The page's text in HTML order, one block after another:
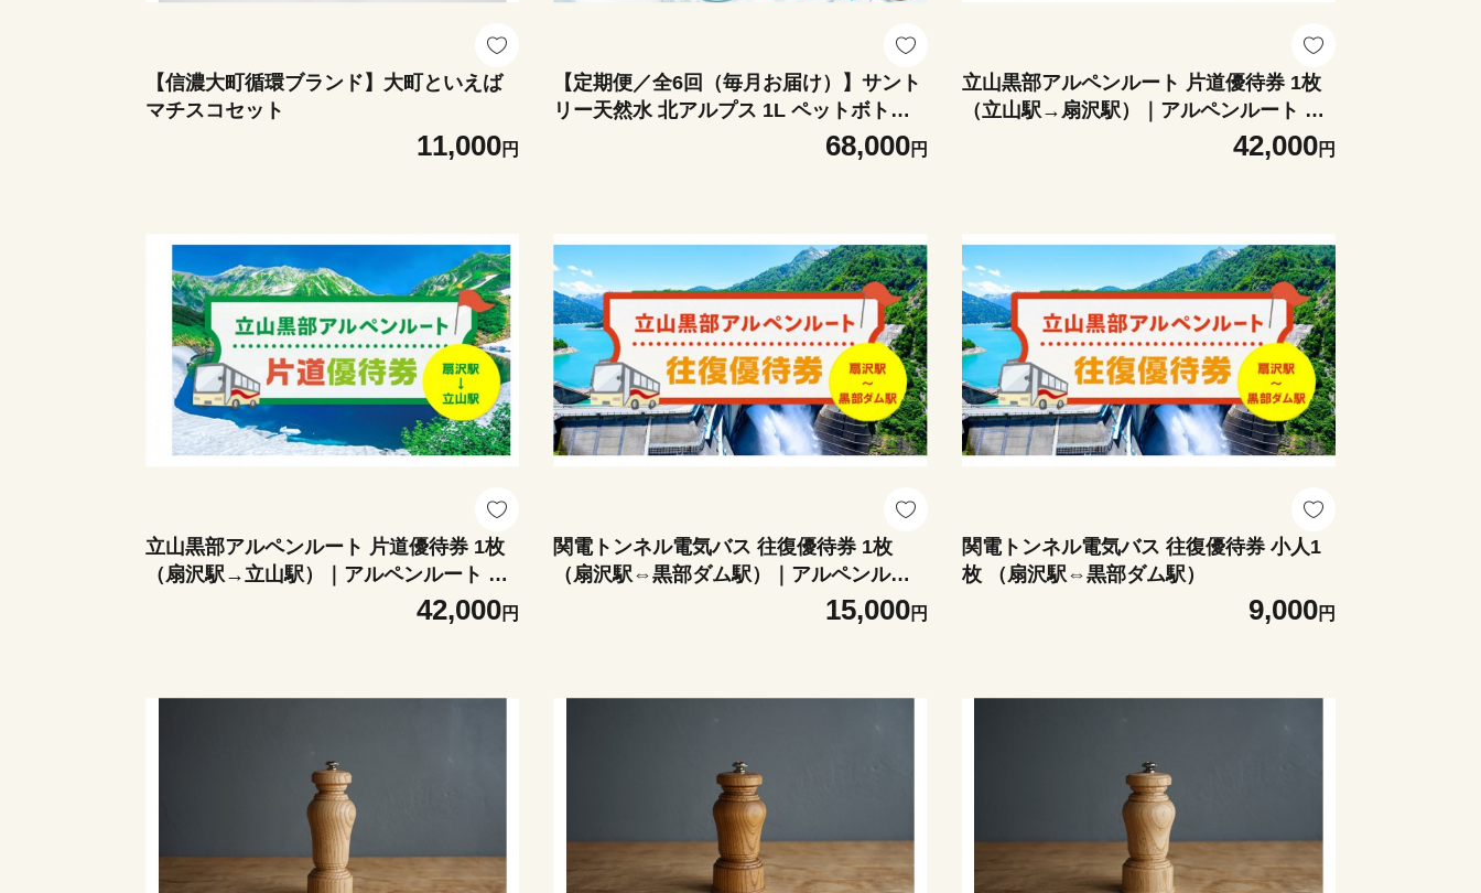
【信濃大町循環ブランド】大町といえば
マチスコセット
11,000円
【定期便／全6回（毎月お届け）】サント
リー天然水 北アルプス 1L ペットボトル 2
4本（12本入り×2ケース）| 水 お水 PET
飲料 ドリンク SUNTORY ミネラルウォー
68,000円
立山黒部アルペンルート 片道優待券 1枚
（立山駅→扇沢駅）｜アルペンルート 旅
行 絶景 観光 チケット 室堂 黒部ダム 雪の
大谷 みくりが池 大観峰 黒部平 立山連峰
送料無料 長野県 大町市 信州 信濃 ふるさ
と納税
42,000円
立山黒部アルペンルート 片道優待券 1枚
（扇沢駅→立山駅）｜アルペンルート 旅
行 絶景 観光 チケット 室堂 黒部ダム 雪の
大谷 みくりが池 大観峰 黒部平 立山連峰
42,000円
関電トンネル電気バス 往復優待券 1枚
（扇沢駅⇔黒部ダム駅）｜アルペンルー
ト 観光 チケット 黒部ダム 旅行 観光放水
黒部湖 絶景 山岳リゾート レジャー おす
15,000円
関電トンネル電気バス 往復優待券 小人1
枚 （扇沢駅⇔黒部ダム駅）
9,000円